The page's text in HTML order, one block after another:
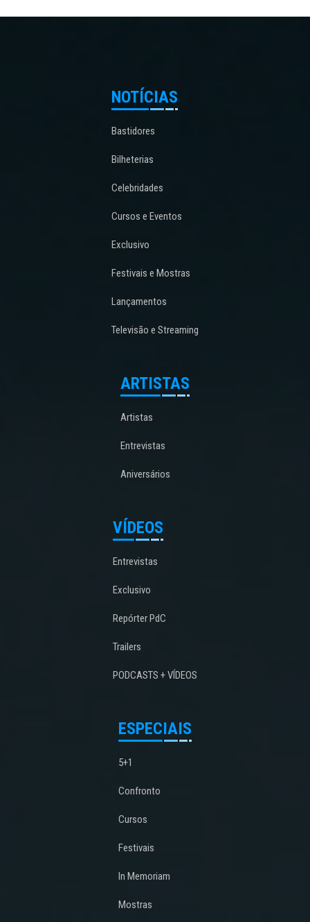
NOTÍCIAS
Bastidores
Bilheterias
Celebridades
Cursos e Eventos
Exclusivo
Festivais e Mostras
Lançamentos
Televisão e Streaming
ARTISTAS
Artistas
Entrevistas
Aniversários
VÍDEOS
Entrevistas
Exclusivo
Repórter PdC
Trailers
PODCASTS + VÍDEOS
ESPECIAIS
5+1
Confronto
Cursos
Festivais
In Memoriam
Mostras